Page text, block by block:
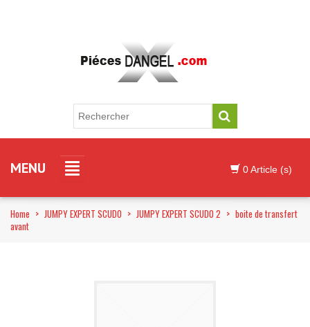
MENU 0 Article (s)
Home > JUMPY EXPERT SCUDO > JUMPY EXPERT SCUDO 2 > boite de transfert
avant